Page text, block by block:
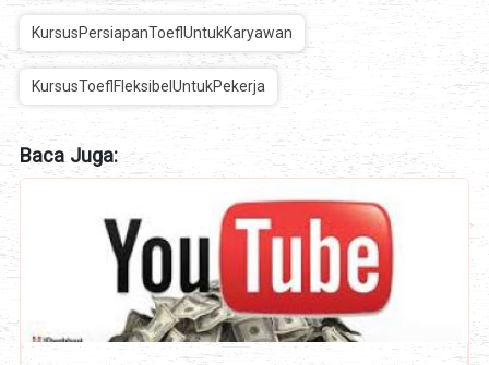
KursusPersiapanToeflUntukKaryawan
KursusToeflFleksibelUntukPekerja
Baca Juga: